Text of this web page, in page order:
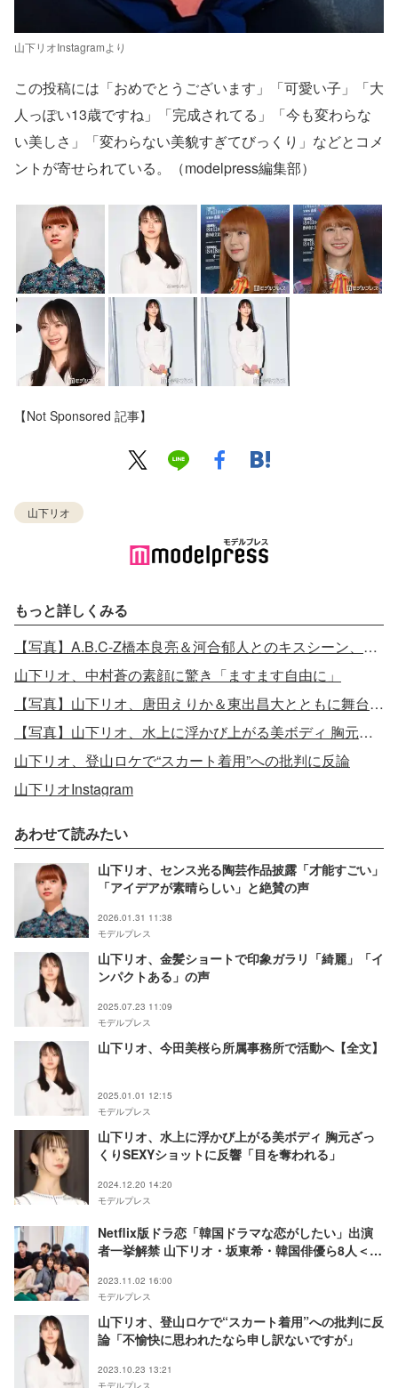
山下リオInstagramより
この投稿には「おめでとうございます」「可愛い子」「大
人っぽい13歳ですね」「完成されてる」「今も変わらな
い美しさ」「変わらない美貌すぎてびっくり」などとコメ
ントが寄せられている。（modelpress編集部）
【Not Sponsored 記事】
山下リオ
もっと詳しくみる
【写真】A.B.C-Z橋本良亮＆河合郁人とのキスシーン、山下リオが“違い”を明かす
山下リオ、中村蒼の素顔に驚き「ますます自由に」
【写真】山下リオ、唐田えりか＆東出昌大とともに舞台挨拶登壇
【写真】山下リオ、水上に浮かび上がる美ボディ 胸元ざっくりSEXYショットに反響「目を奪われる」
山下リオ、登山ロケで“スカート着用”への批判に反論
山下リオInstagram
あわせて読みたい
山下リオ、センス光る陶芸作品披露「才能すごい」
「アイデアが素晴らしい」と絶賛の声
2026.01.31 11:38
モデルプレス
山下リオ、金髪ショートで印象ガラリ「綺麗」「イ
ンパクトある」の声
2025.07.23 11:09
モデルプレス
山下リオ、今田美桜ら所属事務所で活動へ【全文】
2025.01.01 12:15
モデルプレス
山下リオ、水上に浮かび上がる美ボディ 胸元ざっ
くりSEXYショットに反響「目を奪われる」
2024.12.20 14:20
モデルプレス
Netflix版ドラ恋「韓国ドラマな恋がしたい」出演
者一挙解禁 山下リオ・坂東希・韓国俳優ら8人＜プ
2023.11.02 16:00
モデルプレス
山下リオ、登山ロケで“スカート着用”への批判に反
論「不愉快に思われたなら申し訳ないですが」
2023.10.23 13:21
モデルプレス